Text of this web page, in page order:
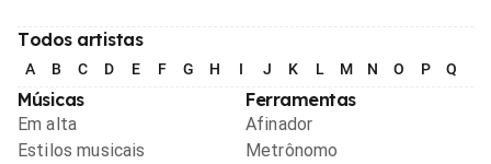
Todos artistas
A B C D E F G H I J K L M N O P Q
Músicas
Em alta
Estilos musicais
Ferramentas
Afinador
Metrônomo